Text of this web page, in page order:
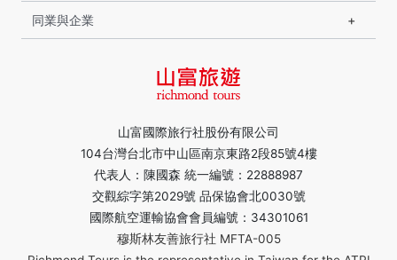
山富國際旅行社股份有限公司
104台灣台北市中山區南京東路2段85號4樓
代表人：陳國森 統一編號：22888987
交觀綜字第2029號 品保協會北0030號
國際航空運輸協會會員編號：34301061
穆斯林友善旅行社 MFTA-005
同業與企業